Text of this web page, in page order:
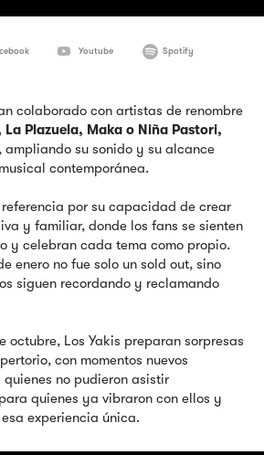
Youtube Spotify
colaborado con artistas de renombre
Plazuela, Maka o Niña Pastori,
, ampliando su sonido y su alcance
contemporánea.
por su capacidad de crear
y familiar, donde los fans se sienten
y celebran cada tema como propio.
enero no fue solo un sold out, sino
siguen recordando y reclamando
octubre, Los Yakis preparan sorpresas
con momentos nuevos
no pudieron asistir
quienes ya vibraron con ellos y
experiencia única.